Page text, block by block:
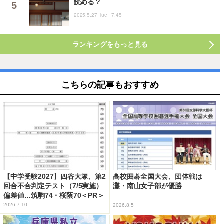
読める？
2025.5.27 Tue 17:45
ランキングをもっと見る
こちらの記事もおすすめ
【中学受験2027】四谷大塚、第2
回合不合判定テスト（7/5実施）
偏差値…筑駒74・桜蔭70＜PR＞
2026.7.10
高校囲碁全国大会、団体戦は
灘・南山女子部が優勝
2026.8.5